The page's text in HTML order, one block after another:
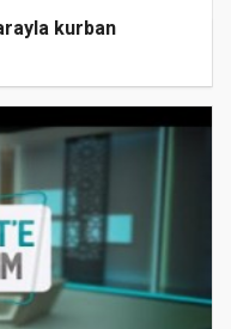
kurban